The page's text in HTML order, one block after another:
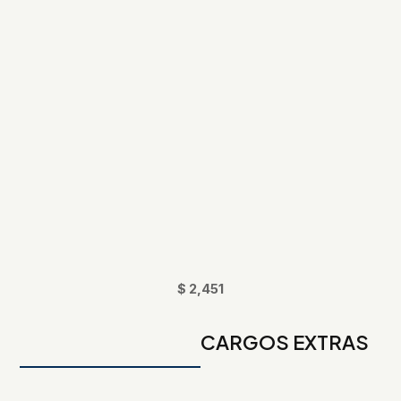
$ 2,451
CARGOS EXTRAS